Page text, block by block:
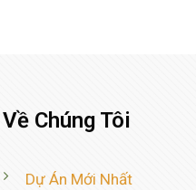
Về Chúng Tôi
Dự Án Mới Nhất